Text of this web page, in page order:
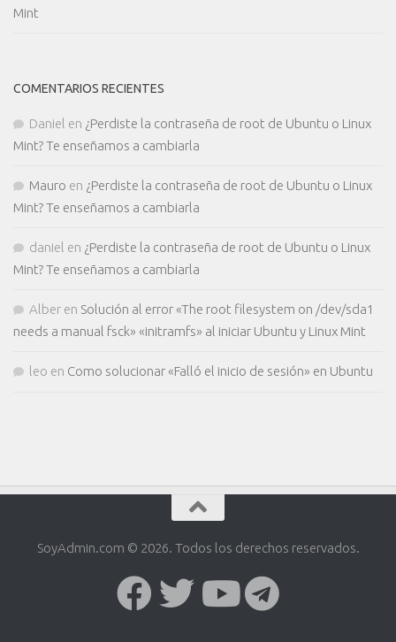
Mint
COMENTARIOS RECIENTES
Daniel en ¿Perdiste la contraseña de root de Ubuntu o Linux
Mint? Te enseñamos a cambiarla
Mauro en ¿Perdiste la contraseña de root de Ubuntu o Linux
Mint? Te enseñamos a cambiarla
daniel en ¿Perdiste la contraseña de root de Ubuntu o Linux
Mint? Te enseñamos a cambiarla
Alber en Solución al error «The root filesystem on /dev/sda1
needs a manual fsck» «initramfs» al iniciar Ubuntu y Linux Mint
leo en Como solucionar «Falló el inicio de sesión» en Ubuntu
SoyAdmin.com © 2026. Todos los derechos reservados.